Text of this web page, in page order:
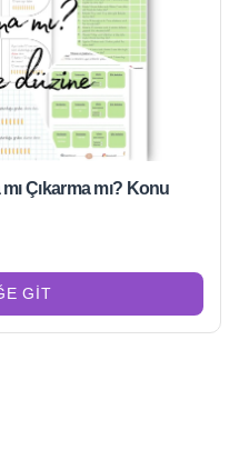
Çıkarma mı? Konu
GIT